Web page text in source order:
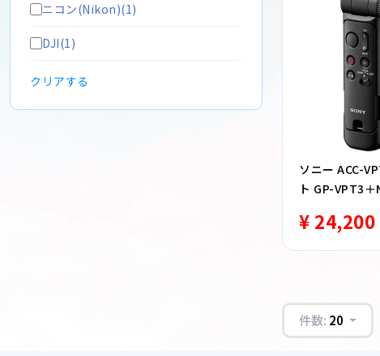
ニコン(Nikon)(1)
DJI(1)
クリアする
ソニー ACC-
ト GP-VPT3
¥ 24,200
件数: 20